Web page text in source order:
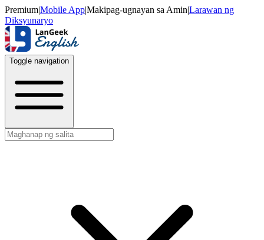
Premium|Mobile App|Makipag-ugnayan sa Amin|Larawan ng
Diksyunaryo
Toggle navigation